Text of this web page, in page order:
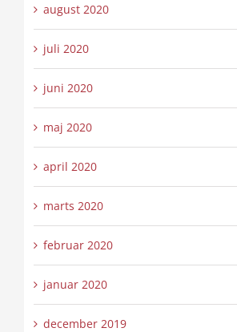
august 2020
juli 2020
juni 2020
maj 2020
april 2020
marts 2020
februar 2020
januar 2020
december 2019